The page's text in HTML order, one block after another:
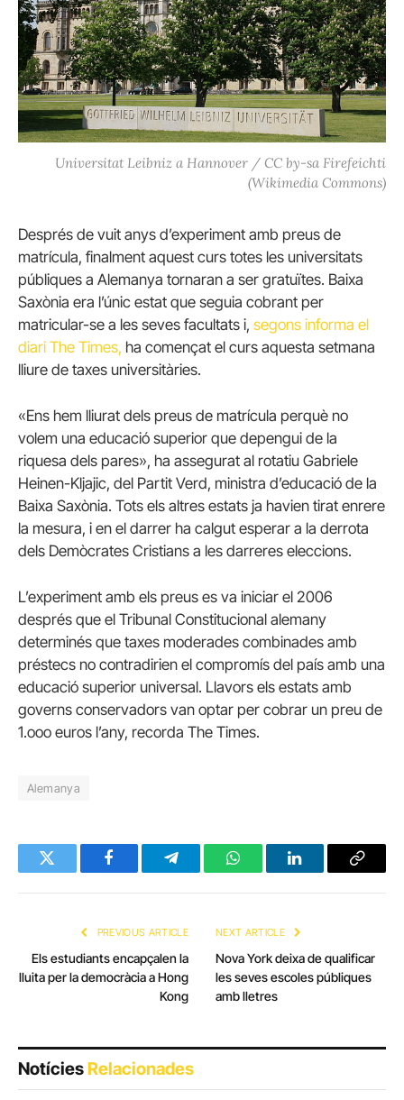
Universitat Leibniz a Hannover / CC by-sa Firefeichti
(Wikimedia Commons)
Després de vuit anys d’experiment amb preus de
matrícula, finalment aquest curs totes les universitats
públiques a Alemanya tornaran a ser gratuïtes. Baixa
Saxònia era l’únic estat que seguia cobrant per
matricular-se a les seves facultats i, segons informa el
diari The Times, ha començat el curs aquesta setmana
lliure de taxes universitàries.
«Ens hem lliurat dels preus de matrícula perquè no
volem una educació superior que depengui de la
riquesa dels pares», ha assegurat al rotatiu Gabriele
Heinen-Kljajic, del Partit Verd, ministra d’educació de la
Baixa Saxònia. Tots els altres estats ja havien tirat enrere
la mesura, i en el darrer ha calgut esperar a la derrota
dels Demòcrates Cristians a les darreres eleccions.
L’experiment amb els preus es va iniciar el 2006
després que el Tribunal Constitucional alemany
determinés que taxes moderades combinades amb
préstecs no contradirien el compromís del país amb una
educació superior universal. Llavors els estats amb
governs conservadors van optar per cobrar un preu de
1.ooo euros l’any, recorda The Times.
Alemanya
Twitter FacebookTelegramWhatsAppLinkedInCopy
PREVIOUS ARTICLE
Els estudiants encapçalen la
lluita per la democràcia a Hong
Kong
NEXT ARTICLE
Nova York deixa de qualificar
les seves escoles públiques
amb lletres
NotíciesRelacionades